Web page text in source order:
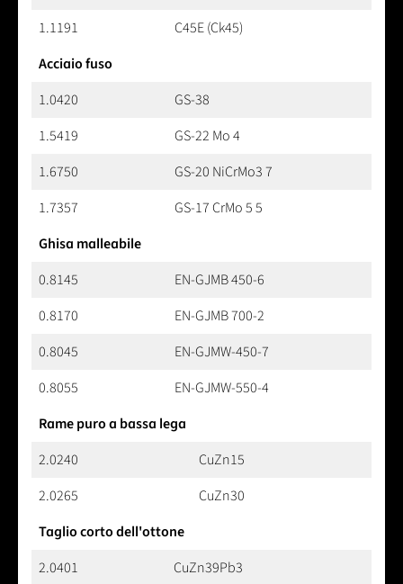
1.1191
C45E (Ck45)
Acciaio fuso
1.0420
GS-38
1.5419
GS-22 Mo 4
1.6750
GS-20 NiCrMo3 7
1.7357
GS-17 CrMo 5 5
Ghisa malleabile
0.8145
EN-GJMB 450-6
0.8170
EN-GJMB 700-2
0.8045
EN-GJMW-450-7
0.8055
EN-GJMW-550-4
Rame puro a bassa lega
2.0240
CuZn15
2.0265
CuZn30
Taglio corto dell'ottone
2.0401
CuZn39Pb3